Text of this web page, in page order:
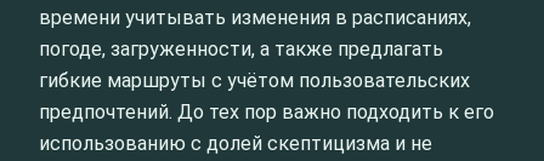
времени учитывать изменения в расписаниях,
погоде, загруженности, а также предлагать
гибкие маршруты с учётом пользовательских
предпочтений. До тех пор важно подходить к его
использованию с долей скептицизма и не